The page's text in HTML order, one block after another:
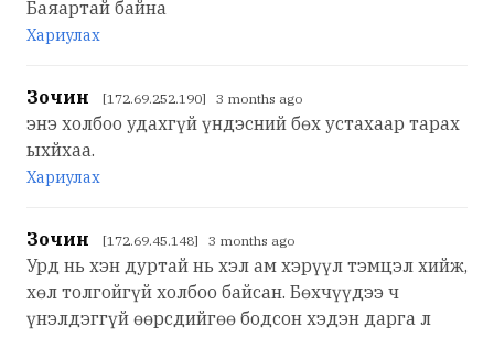
Баяартай байна
Хариулах
Зочин [172.69.252.190] 3 months ago
энэ холбоо удахгүй үндэсний бөх устахаар тарах
ыхйхаа.
Хариулах
Зочин [172.69.45.148] 3 months ago
Урд нь хэн дуртай нь хэл ам хэрүүл тэмцэл хийж,
хөл толгойгүй холбоо байсан. Бөхчүүдээ ч
үнэлдэггүй өөрсдийгөө бодсон хэдэн дарга л